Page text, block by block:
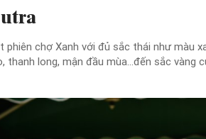
chợ Xanh với đủ sắc thái như màu
long, mận đầu mùa…đến sắc vàng